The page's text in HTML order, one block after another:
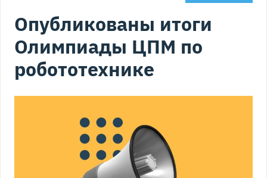
Опубликованы итоги
Олимпиады ЦПМ по
робототехнике